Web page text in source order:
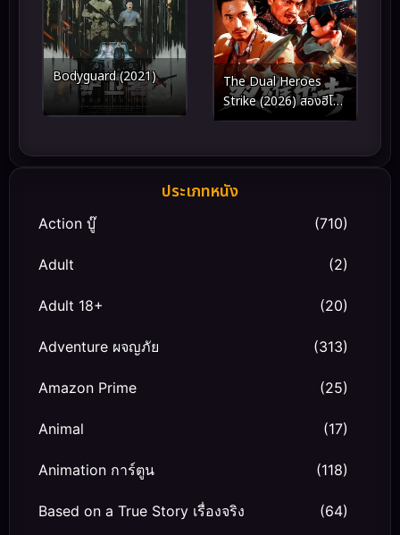
Bodyguard (2021)
The Dual Heroes
Strike (2026) สองฮีโร่
บุกทะลวง
ประเภทหนัง
Action บู๊ (710)
Adult (2)
Adult 18+ (20)
Adventure ผจญภัย (313)
Amazon Prime (25)
Animal (17)
Animation การ์ตูน (118)
Based on a True Story เรื่องจริง (64)